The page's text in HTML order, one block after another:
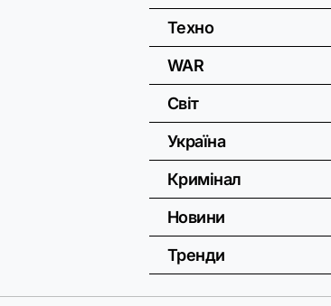
Техно
WAR
Світ
Україна
Кримінал
Новини
Тренди